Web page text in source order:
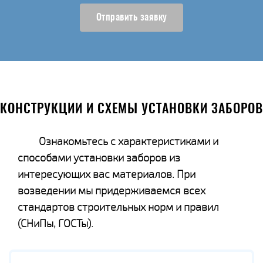
Отправить заявку
КОНСТРУКЦИИ И СХЕМЫ УСТАНОВКИ ЗАБОРОВ
Ознакомьтесь с характеристиками и
способами установки заборов из
интересующих вас материалов. При
возведении мы придерживаемся всех
стандартов строительных норм и правил
(СНиПы, ГОСТы).